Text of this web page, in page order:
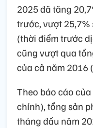
2025 đã tăng
trước, vượt 25,7%
(thời điểm trước
cũng vượt qua
của cả năm 2016
Theo báo cáo
chính), tổng sản
tháng đầu năm